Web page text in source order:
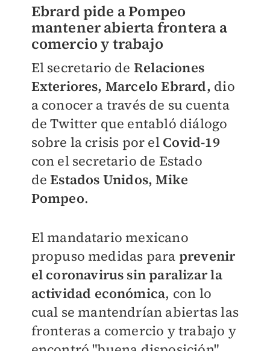
Ebrard pide a Pompeo
mantener abierta frontera a
comercio y trabajo
El secretario de Relaciones
Exteriores, Marcelo Ebrard, dio
a conocer a través de su cuenta
de Twitter que entabló diálogo
sobre la crisis por el Covid-19
con el secretario de Estado
deEstados Unidos, Mike
Pompeo.
El mandatario mexicano
propuso medidas para prevenir
el coronavirus sin paralizar la
actividad económica, con lo
cual se mantendrían abiertas las
fronteras a comercio y trabajo y